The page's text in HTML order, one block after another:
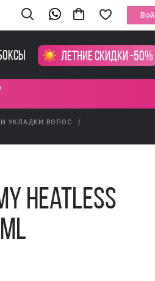
Летние скидки -50%
УКЛАДКИ ВОЛОС
Heatless